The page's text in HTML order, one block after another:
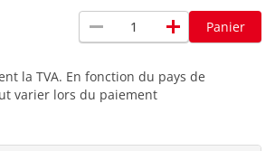
remove add Panier
la TVA. En fonction du pays de
varier lors du paiement